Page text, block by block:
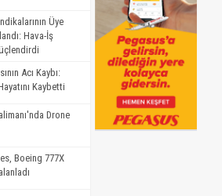
Üye
Hava-İş
Acı Kaybı:
Kaybetti
Drone
Boeing 777X